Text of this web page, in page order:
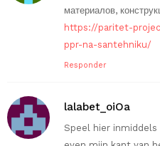
материалов,
https://paritet-
ppr-na-santehniku/
Responder
lalabet_oiOa
Speel hier